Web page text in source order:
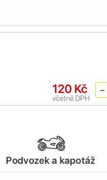
120 Kč
včetně DPH
Podvozek a kapotáž